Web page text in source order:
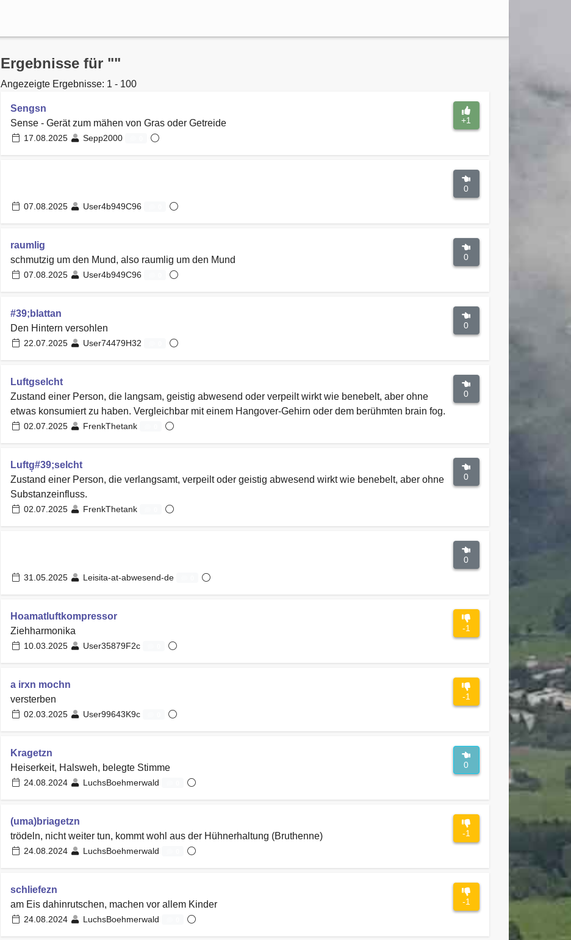
Ergebnisse für ""
Angezeigte Ergebnisse: 1 - 100
+1
Sengsn
Sense - Gerät zum mähen von Gras oder Getreide
17.08.2025 Sepp2000
0
07.08.2025
User4b949C96
0
raumlig
schmutzig um den Mund, also raumlig um den Mund
07.08.2025 User4b949C96
0
#39;blattan
Den Hintern versohlen
22.07.2025 User74479H32
0
Luftgselcht
Zustand einer Person, die langsam, geistig abwesend oder verpeilt wirkt wie benebelt, aber ohne
etwas konsumiert zu haben. Vergleichbar mit einem Hangover-Gehirn oder dem berühmten brain fog.
02.07.2025 FrenkThetank
0
Luftg̣#39;selcht
Zustand einer Person, die verlangsamt, verpeilt oder geistig abwesend wirkt wie benebelt, aber ohne
Substanzeinfluss.
02.07.2025 FrenkThetank
0
31.05.2025
Leisita-at-abwesend-de
-1
Hoamatluftkompressor
Ziehharmonika
10.03.2025 User35879F2c
-1
a irxn mochn
versterben
02.03.2025 User99643K9c
0
Kragetzn
Heiserkeit, Halsweh, belegte Stimme
24.08.2024 LuchsBoehmerwald
-1
(uma)briagetzn
trödeln, nicht weiter tun, kommt wohl aus der Hühnerhaltung (Bruthenne)
24.08.2024 LuchsBoehmerwald
-1
schliefezn
am Eis dahinrutschen, machen vor allem Kinder
24.08.2024 LuchsBoehmerwald